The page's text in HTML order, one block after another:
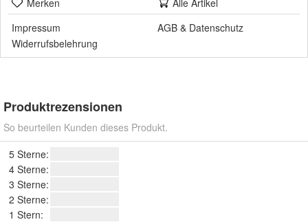
Impressum
AGB & Datenschutz
Widerrufsbelehrung
Produktrezensionen
So beurteilen Kunden dieses Produkt.
5 Sterne:
4 Sterne:
3 Sterne:
2 Sterne:
1 Stern: